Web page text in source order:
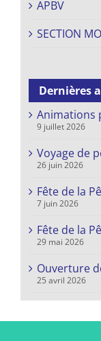
APBV
SECTION
Dernières
Animations
9 juillet 2026
Voyage de
26 juin 2026
Fête de la
7 juin 2026
Fête de la
29 mai 2026
Ouverture
25 avril 2026